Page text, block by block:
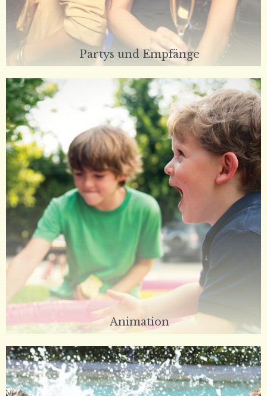
Partys und Empfänge
Titanic Restaurant stehen wir Ihnen für Abschlussfeiern,
Geburtstagsfeiern, Geschäftsessen, Empfänge,
Geschäftstreffen und besondere Anlässe zur Verfügung.
Animation
Lage, ich um Sie zu kümmern mit spielen und Aktivitäten für
Jung und alt.